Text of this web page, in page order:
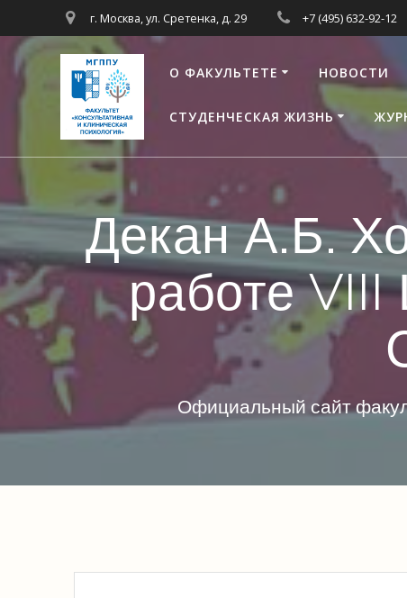
к
контенту
г. Москва, ул. Сретенка, д. 29 +7 (495) 632-92-12
О ФАКУЛЬТЕТЕ НОВОСТИ
СТУДЕНЧЕСКАЯ ЖИЗНЬ
Декан А.Б.
работе
Официальный сайт